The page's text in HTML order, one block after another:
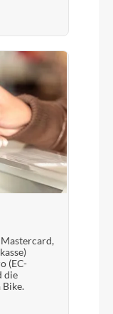
(EC-
die
Bike.